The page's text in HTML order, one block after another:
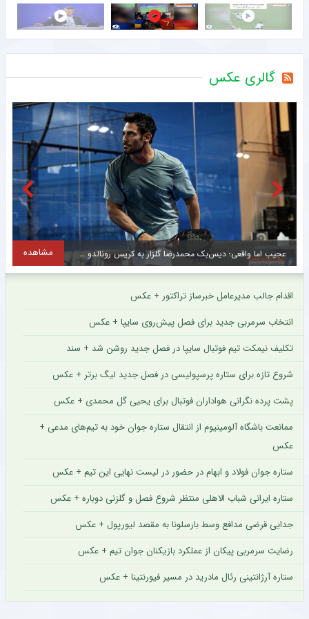
گالری عکس
تقابل جالب دو ایرانی در لیگ عراق + عکس مشاهده
اقدام جالب مدیرعامل خبرساز تراکتور + عکس
انتخاب سرمربی جدید برای فصل پیش‌روی سایپا + عکس
تکلیف نیمکت تیم فوتبال سایپا در فصل جدید روشن شد + سند
شروع تازه برای ستاره پرسپولیسی در فصل جدید لیگ برتر + عکس
پشت پرده نگرانی هواداران فوتبال برای یحیی گل محمدی + عکس
ممانعت باشگاه آلومینیوم از انتقال ستاره جوان خود به تیم‌های مدعی +
عکس
ستاره جوان فولاد و ابهام در حضور در لیست نهایی این تیم + عکس
ستاره ایرانی شباب الاهلی منتظر شروع فصل و گلزنی دوباره + عکس
جدایی قرضی مدافع وسط بارسلونا به مقصد لیورپول + عکس
رضایت سرمربی پیکان از عملکرد بازیکنان جوان تیم + عکس
ستاره آرژانتینی رئال مادرید در مسیر فیورنتینا + عکس